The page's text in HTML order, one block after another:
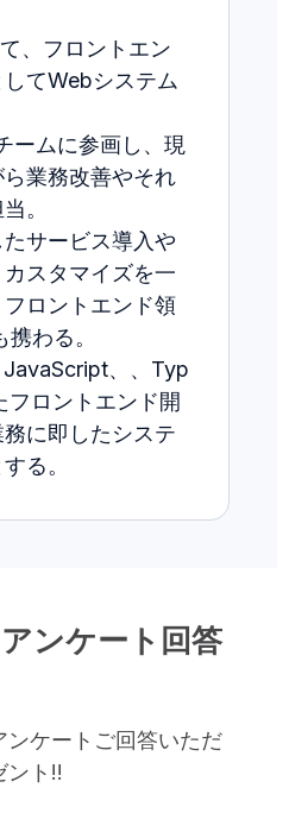
、フロントエン
してWebシステム
ームに参画し、現
業務改善やそれ
。
サービス導入や
スタマイズを一
ロントエンド領
わる。
、、Typ
フロントエンド開
に即したシステ
る。
ンケート回答
ンケートご回答いただ
ント!!